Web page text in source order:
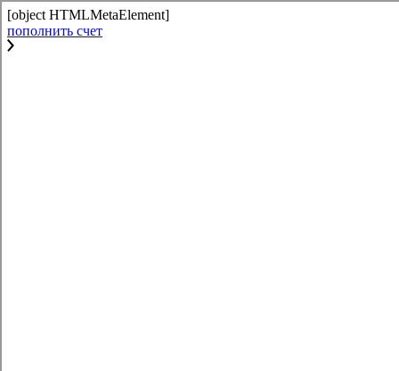
[object HTMLMetaElement]
пополнить счет